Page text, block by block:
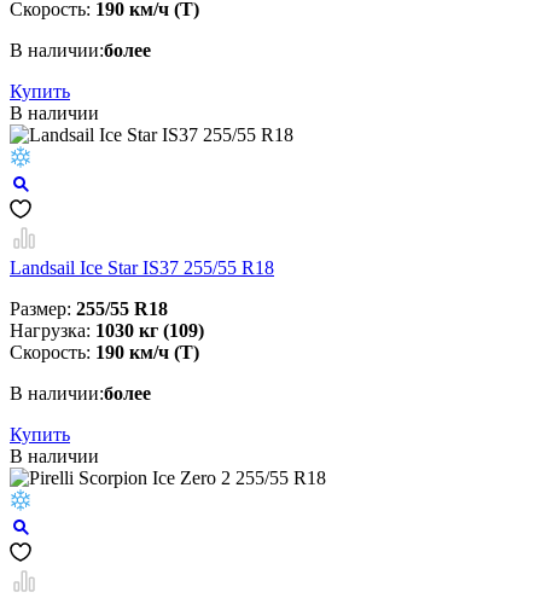
Скорость: 190 км/ч (T)
В наличии:более
Купить
В наличии
Landsail Ice Star IS37 255/55 R18
Размер: 255/55 R18
Нагрузка: 1030 кг (109)
Скорость: 190 км/ч (T)
В наличии:более
Купить
В наличии